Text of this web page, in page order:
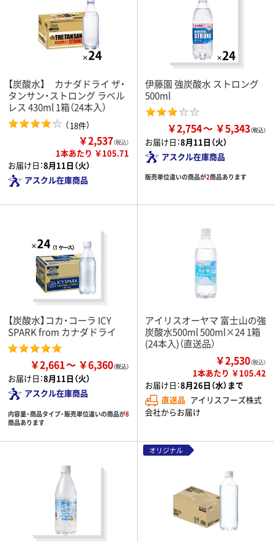
【炭酸水】 カナダドライ ザ・
タンサン・ストロング ラベル
レス 430ml 1箱（24本入）
（18件）
￥2,537（税込）
1本あたり ￥105.71
お届け日：8月11日（火）
アスクル在庫商品
伊藤園 強炭酸水 ストロング
500ml
￥2,754 ￥5,343
お届け日：8月11日（火）
アスクル在庫商品
販売単位違いの商品が2商品あります
【炭酸水】コカ・コーラ ICY
SPARK from カナダドライ
￥2,661 ￥6,360
お届け日：8月11日（火）
アスクル在庫商品
内容量・商品タイプ・販売単位違いの商品が8
商品あります
アイリスオーヤマ 富士山の強
炭酸水500ml 500ml×24 1箱
(24本入)（直送品）
￥2,530（税込）
1本あたり ￥105.42
お届け日：8月26日（水）まで
直送品 アイリスフーズ株式
会社からお届け
オリジナル